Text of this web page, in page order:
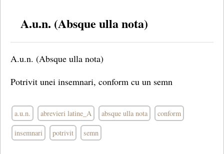
A.u.n. (Absque ulla nota)
A.u.n. (Absque ulla nota)
Potrivit unei insemnari, conform cu un semn
a.u.n. abrevieri latine_A absque ulla nota conform
insemnari potrivit semn